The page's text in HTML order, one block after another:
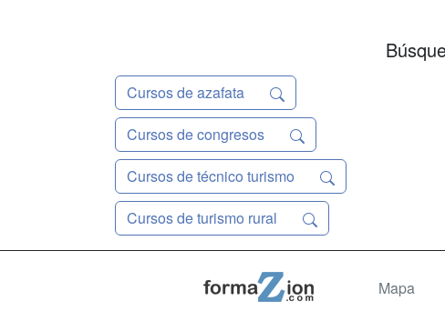
Cursos de azafata
Cursos de congresos
Cursos de técnico turismo
Cursos de turismo rural
Mapa